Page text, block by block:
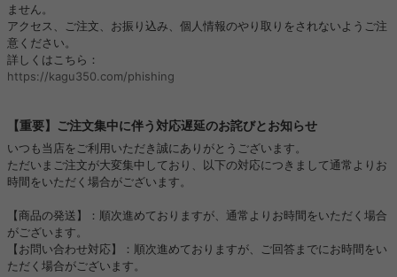
ません。
アクセス、ご注文、お振り込み、個人情報のやり取りをされないようご注
意ください。
詳しくはこちら：
https://kagu350.com/phishing
【重要】ご注文集中に伴う対応遅延のお詫びとお知らせ
いつも当店をご利用いただき誠にありがとうございます。
ただいまご注文が大変集中しており、以下の対応につきまして通常よりお
時間をいただく場合がございます。
【商品の発送】：順次進めておりますが、通常よりお時間をいただく場合
がございます。
【お問い合わせ対応】：順次進めておりますが、ご回答までにお時間をい
ただく場合がございます。